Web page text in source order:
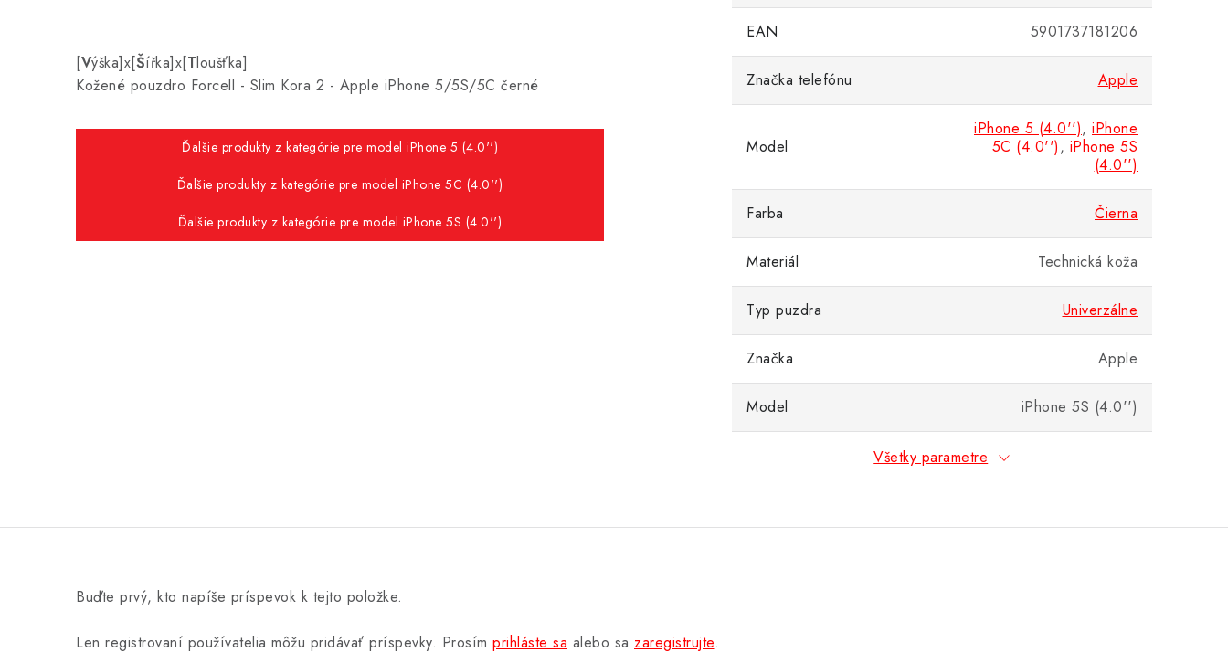
[Výška]x[Šířka]x[Tloušťka]
Kožené pouzdro Forcell - Slim Kora 2 - Apple iPhone 5/5S/5C černé
Ďalšie produkty z kategórie pre model iPhone 5 (4.0'')
Ďalšie produkty z kategórie pre model iPhone 5C (4.0'')
Ďalšie produkty z kategórie pre model iPhone 5S (4.0'')
EAN 5901737181206
Značka telefónu Apple
Model
iPhone 5 (4.0''), iPhone
5C (4.0''), iPhone 5S
(4.0'')
Farba Čierna
Materiál Technická koža
Typ puzdra Univerzálne
Značka Apple
Model iPhone 5S (4.0'')
Všetky parametre
Buďte prvý, kto napíše príspevok k tejto položke.
Len registrovaní používatelia môžu pridávať príspevky. Prosím prihláste sa alebo sa zaregistrujte.